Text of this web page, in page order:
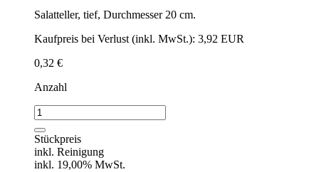
Salatteller, tief, Durchmesser 20 cm.
Kaufpreis bei Verlust (inkl. MwSt.): 3,92 EUR
0,32 €
Anzahl
Salatteller
"Diamant"
Menge
Stückpreis
inkl. Reinigung
inkl. 19,00% MwSt.